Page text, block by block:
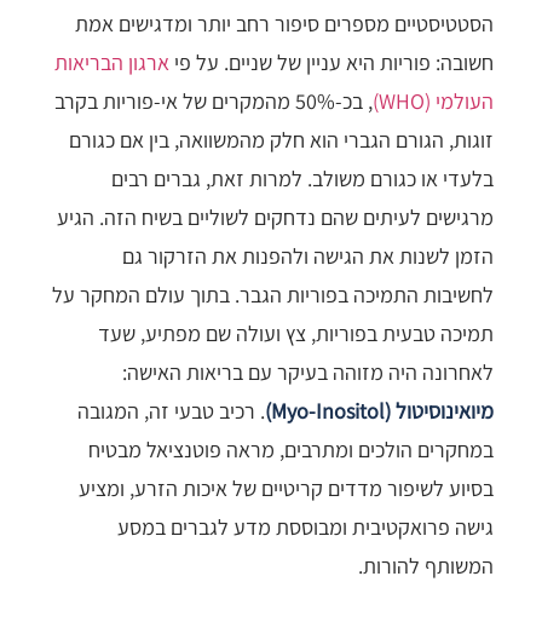
הסטטיסטיים מספרים סיפור רחב יותר ומדגישים אמת
חשובה: פוריות היא עניין של שניים. על פי ארגון הבריאות
העולמי (WHO)
, בכ-50% מהמקרים של אי-פוריות בקרב
זוגות, הגורם הגברי הוא חלק מהמשוואה, בין אם כגורם
בלעדי או כגורם משולב. למרות זאת, גברים רבים
מרגישים לעיתים שהם נדחקים לשוליים בשיח הזה. הגיע
הזמן לשנות את הגישה ולהפנות את הזרקור גם
לחשיבות התמיכה בפוריות הגבר. בתוך עולם המחקר על
תמיכה טבעית בפוריות, צץ ועולה שם מפתיע, שעד
לאחרונה היה מזוהה בעיקר עם בריאות האישה:
מיואינוסיטול (Myo-Inositol)
. רכיב טבעי זה, המגובה
במחקרים הולכים ומתרבים, מראה פוטנציאל מבטיח
בסיוע לשיפור מדדים קריטיים של איכות הזרע, ומציע
גישה פרואקטיבית ומבוססת מדע לגברים במסע
המשותף להורות.